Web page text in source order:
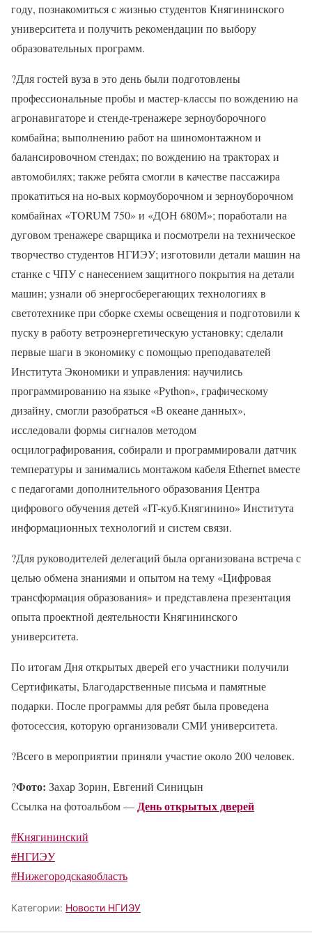
году, познакомиться с жизнью студентов Княгининского
университета и получить рекомендации по выбору
образовательных программ.
?Для гостей вуза в это день были подготовлены
профессиональные пробы и мастер-классы по вождению на
агронавигаторе и стенде-тренажере зерноуборочного
комбайна; выполнению работ на шиномонтажном и
балансировочном стендах; по вождению на тракторах и
автомобилях; также ребята смогли в качестве пассажира
прокатиться на но-вых кормоуборочном и зерноуборочном
комбайнах «TORUM 750» и «ДОН 680М»; поработали на
дуговом тренажере сварщика и посмотрели на техническое
творчество студентов НГИЭУ; изготовили детали машин на
станке с ЧПУ с нанесением защитного покрытия на детали
машин; узнали об энергосберегающих технологиях в
светотехнике при сборке схемы освещения и подготовили к
пуску в работу ветроэнергетическую установку; сделали
первые шаги в экономику с помощью преподавателей
Института Экономики и управления: научились
программированию на языке «Python», графическому
дизайну, смогли разобраться «В океане данных»,
исследовали формы сигналов методом
осцилографирования, собирали и программировали датчик
температуры и занимались монтажом кабеля Ethernet вместе
с педагогами дополнительного образования Центра
цифрового обучения детей «IT-куб.Княгинино» Института
информационных технологий и систем связи.
?Для руководителей делегаций была организована встреча с
целью обмена знаниями и опытом на тему «Цифровая
трансформация образования» и представлена презентация
опыта проектной деятельности Княгининского
университета.
По итогам Дня открытых дверей его участники получили
Сертификаты, Благодарственные письма и памятные
подарки. После программы для ребят была проведена
фотосессия, которую организовали СМИ университета.
?Всего в мероприятии приняли участие около 200 человек.
?Фото: Захар Зорин, Евгений Синицын
Ссылка на фотоальбом — День открытых дверей
#Княгининский
#НГИЭУ
#Нижегородскаяобласть
Категории: Новости НГИЭУ